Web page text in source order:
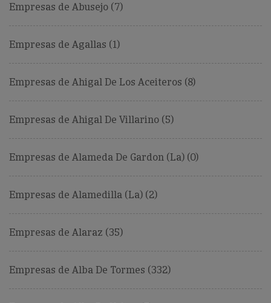
Empresas de Abusejo (7)
Empresas de Agallas (1)
Empresas de Ahigal De Los Aceiteros (8)
Empresas de Ahigal De Villarino (5)
Empresas de Alameda De Gardon (La) (0)
Empresas de Alamedilla (La) (2)
Empresas de Alaraz (35)
Empresas de Alba De Tormes (332)